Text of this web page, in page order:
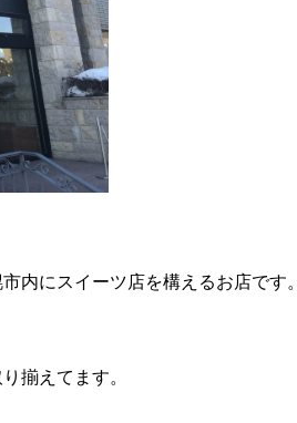
内にスイーツ店を構えるお店です。
揃えてます。